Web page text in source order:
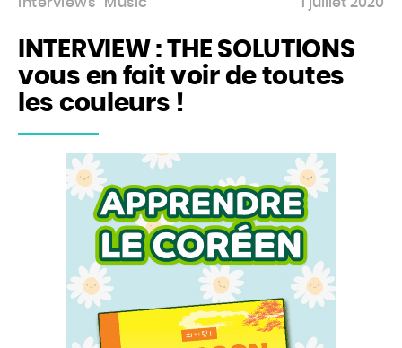
Interviews Music
INTERVIEW : THE SOLUTIONS
vous en fait voir de toutes
les couleurs !
1 juillet 2020